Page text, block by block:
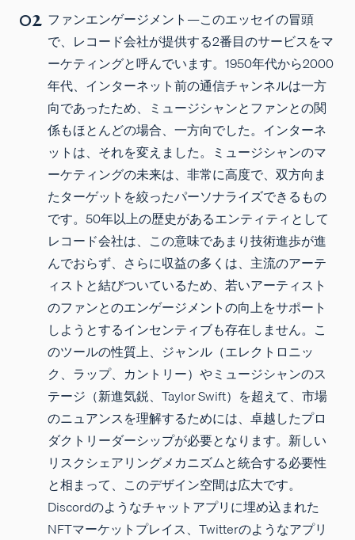
ファンエンゲージメント—このエッセイの冒頭
で、レコード会社が提供する2番目のサービスをマ
ーケティングと呼んでいます。1950年代から2000
年代、インターネット前の通信チャンネルは一方
向であったため、ミュージシャンとファンとの関
係もほとんどの場合、一方向でした。インターネ
ットは、それを変えました。ミュージシャンのマ
ーケティングの未来は、非常に高度で、双方向ま
たターゲットを絞ったパーソナライズできるもの
です。50年以上の歴史があるエンティティとして
レコード会社は、この意味であまり技術進歩が進
んでおらず、さらに収益の多くは、主流のアーテ
ィストと結びついているため、若いアーティスト
のファンとのエンゲージメントの向上をサポート
しようとするインセンティブも存在しません。こ
のツールの性質上、ジャンル（エレクトロニッ
ク、ラップ、カントリー）やミュージシャンのス
テージ（新進気鋭、Taylor Swift）を超えて、市場
のニュアンスを理解するためには、卓越したプロ
ダクトリーダーシップが必要となります。新しい
リスクシェアリングメカニズムと統合する必要性
と相まって、このデザイン空間は広大です。
Discordのようなチャットアプリに埋め込まれた
NFTマーケットプレイス、Twitterのようなアプリ